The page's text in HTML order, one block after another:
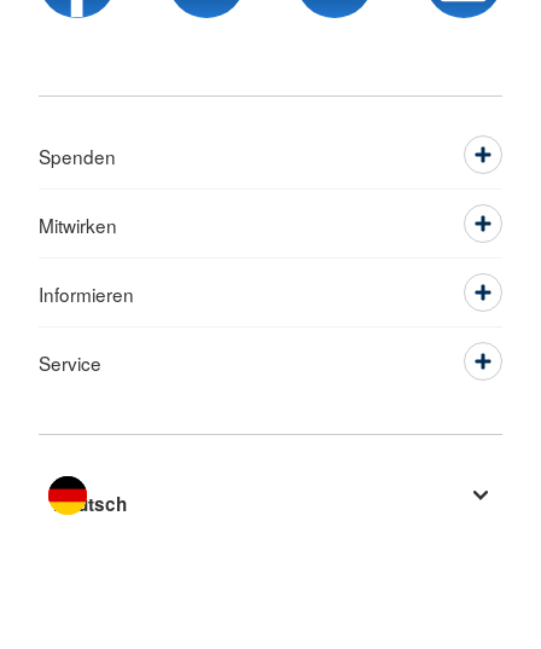
Spenden
Mitwirken
Informieren
Service
Sprache wechseln zu